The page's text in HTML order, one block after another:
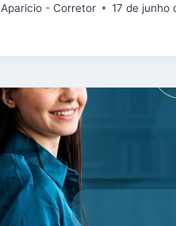
Aparicio - Corretor 17 de junho